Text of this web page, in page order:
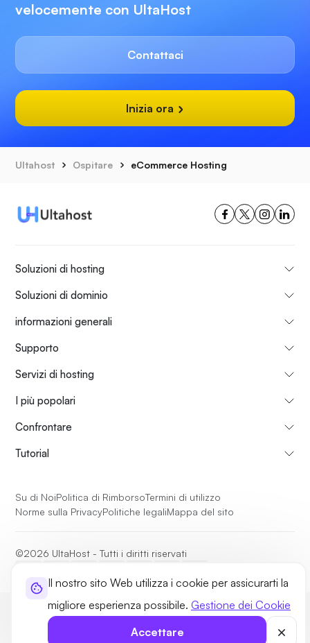
Il nostro sito Web utilizza i cookie per assicurarti la
migliore esperienza possibile. Gestione dei Cookie
Accettare
velocemente con UltaHost
Contattaci
Inizia ora
Ultahost Ospitare eCommerce Hosting
Soluzioni di hosting
Soluzioni di dominio
informazioni generali
Supporto
Servizi di hosting
I più popolari
Confrontare
Tutorial
Su di NoiPolitica di RimborsoTermini di utilizzo
Norme sulla PrivacyPolitiche legaliMappa del sito
©2026 UltaHost - Tutti i diritti riservati